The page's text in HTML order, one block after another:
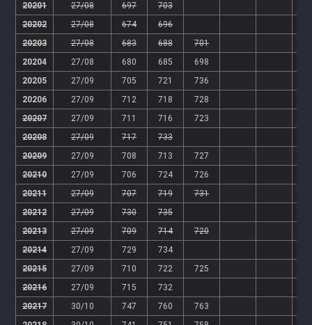
20201
27/08 697
703
20202
27/08 674
696
20203
27/08 683 688
701
20204
27/08 680 685
698
20205
27/09 705 721
736
20206
27/09 712 718
728
20207
27/09 711 716
723
20208
27/09 717
733
20209
27/09 708 713
727
20210
27/09 706 724
726
20211
27/09 707 719
731
20212
27/09 730
735
20213
27/09 709 714
720
20214
27/09 729
734
20215
27/09 710 722
725
20216
27/09 715
732
20217
30/10 747 760
763